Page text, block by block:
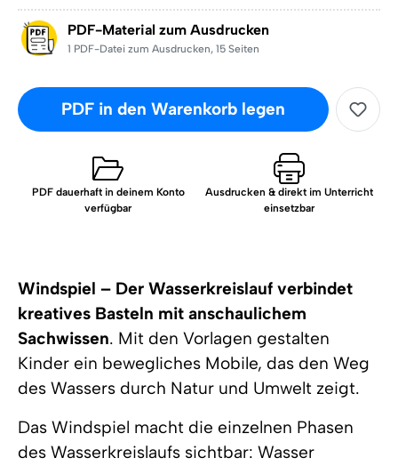
Windspiel – Der Wasserkreislauf verbindet
kreatives Basteln mit anschaulichem
Sachwissen. Mit den Vorlagen gestalten
Kinder ein bewegliches Mobile, das den Weg
des Wassers durch Natur und Umwelt zeigt.
Das Windspiel macht die einzelnen Phasen
des Wasserkreislaufs sichtbar: Wasser
PDF-Material zum Ausdrucken
1 PDF-Datei zum Ausdrucken, 15 Seiten
PDF in den Warenkorb legen
PDF dauerhaft in deinem Konto
verfügbar
Ausdrucken & direkt im Unterricht
einsetzbar